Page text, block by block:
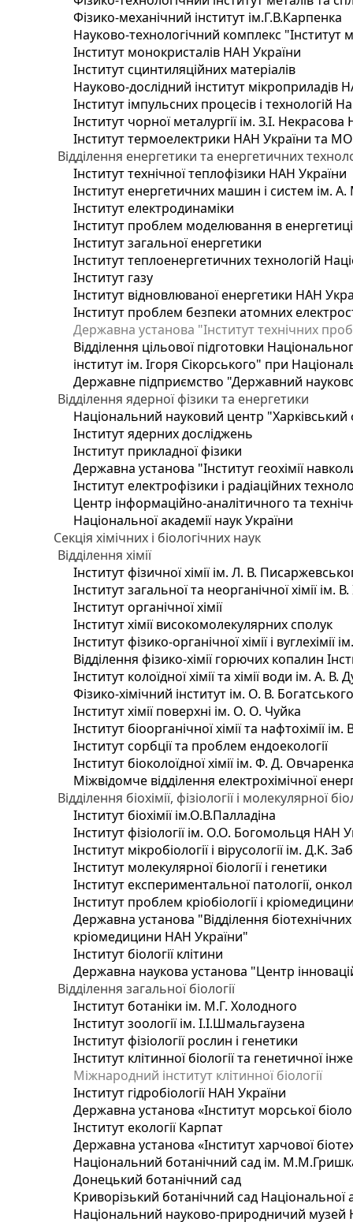
Фізико-механічний інститут ім.Г.В.Карпенка
Науково-технологічний комплекс "Інститут
Інститут монокристалів НАН України
Інститут сцинтиляційних матеріалів
Науково-дослідний інститут мікроприладів
Інститут імпульсних процесів і технологій
Інститут чорної металургії ім. З.І.
Інститут термоелектрики НАН України та
Відділення енергетики та енергетичних
Інститут технічної теплофізики НАН України
Інститут енергетичних машин і систем ім.
Інститут електродинаміки
Інститут проблем моделювання в
Інститут загальної енергетики
Інститут теплоенергетичних технологій
Інститут газу
Інститут відновлюваної енергетики НАН
Інститут проблем безпеки атомних
Державна установа "Інститут технічних
Відділення цільової підготовки
інститут ім. Ігоря Сікорського" при
Державне підприємство "Державний
Відділення ядерної фізики та енергетики
Національний науковий центр "Харківський
Інститут ядерних досліджень
Інститут прикладної фізики
Державна установа "Інститут геохімії
Інститут електрофізики і радіаційних
Центр інформаційно-аналітичного та
Національної академії наук України
Секція хімічних і біологічних наук
Відділення хімії
Інститут фізичної хімії ім. Л. В.
Інститут загальної та неорганічної хімії ім.
Інститут органічної хімії
Інститут хімії високомолекулярних сполук
Інститут фізико-органічної хімії і
Відділення фізико-хімії горючих копалин
Інститут колоїдної хімії та хімії води ім. А.
Фізико-хімічний інститут ім. О. В.
Інститут хімії поверхні ім. О. О. Чуйка
Інститут біоорганічної хімії та нафтохімії
Інститут сорбції та проблем ендоекології
Інститут біоколоїдної хімії ім. Ф. Д.
Міжвідомче відділення електрохімічної
Відділення біохімії, фізіології і молекулярної
Інститут біохімії ім.О.В.Палладіна
Інститут фізіології ім. О.О. Богомольця НАН
Інститут мікробіології і вірусології ім. Д.К.
Інститут молекулярної біології і генетики
Інститут експериментальної патології,
Інститут проблем кріобіології і
Державна установа "Відділення
кріомедицини НАН України"
Інститут біології клітини
Державна наукова установа "Центр
Відділення загальної біології
Інститут ботаніки ім. М.Г. Холодного
Інститут зоології ім. І.І.Шмальгаузена
Інститут фізіології рослин і генетики
Інститут клітинної біології та генетичної
Міжнародний інститут клітинної біології
Інститут гідробіології НАН України
Державна установа «Інститут морської
Інститут екології Карпат
Державна установа «Інститут харчової
Національний ботанічний сад ім.
Донецький ботанічний сад
Криворізький ботанічний сад Національної
Національний науково-природничий музей